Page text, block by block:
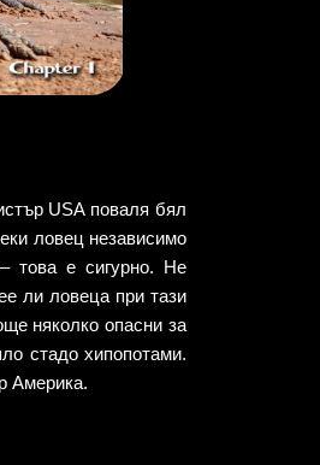
USA поваля бял
ловец независимо
това е сигурно. Не
ли ловеца при тази
няколко опасни за
стадо хипопотами.
Америка.